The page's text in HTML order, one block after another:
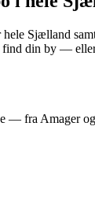
Sjælland
din by — eller
— fra Amager